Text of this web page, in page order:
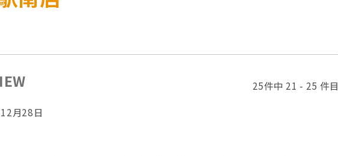
25件中 21 - 25 件目
月28日